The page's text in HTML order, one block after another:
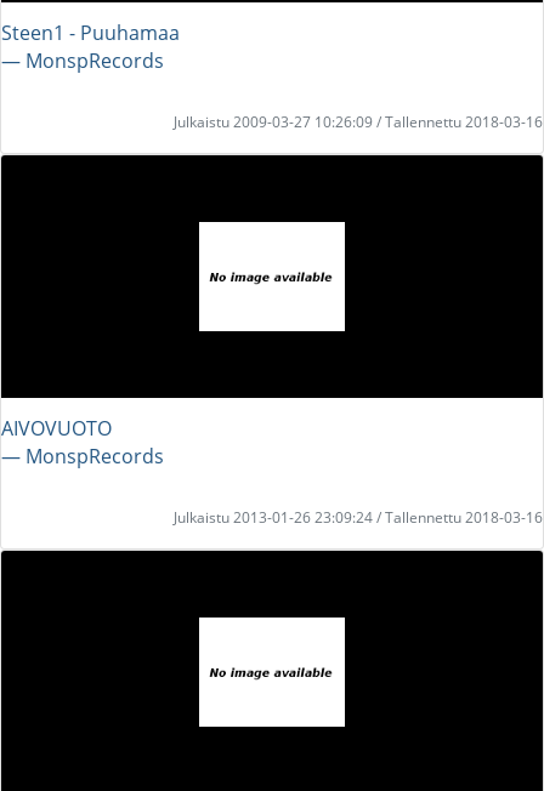
Steen1 - Puuhamaa
― MonspRecords
Julkaistu 2009-03-27 10:26:09 / Tallennettu 2018-03-16
AIVOVUOTO
― MonspRecords
Julkaistu 2013-01-26 23:09:24 / Tallennettu 2018-03-16